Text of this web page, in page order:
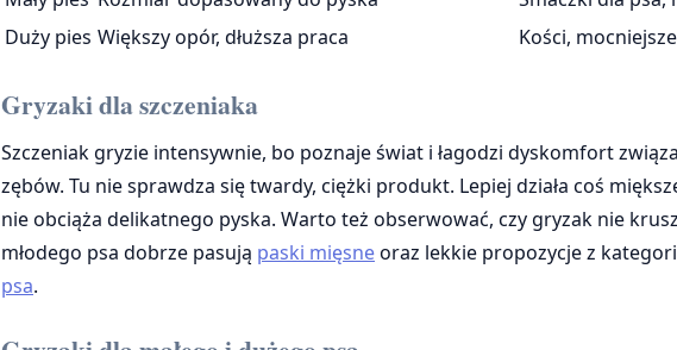
Duży pies Większy opór, dłuższa praca Kości,
Gryzaki dla szczeniaka
Szczeniak gryzie intensywnie, bo poznaje świat i łagodzi dyskomfort
zębów. Tu nie sprawdza się twardy, ciężki produkt. Lepiej działa coś
nie obciąża delikatnego pyska. Warto też obserwować, czy gryzak nie
młodego psa dobrze pasują paski mięsneoraz lekkie propozycje z
psa.